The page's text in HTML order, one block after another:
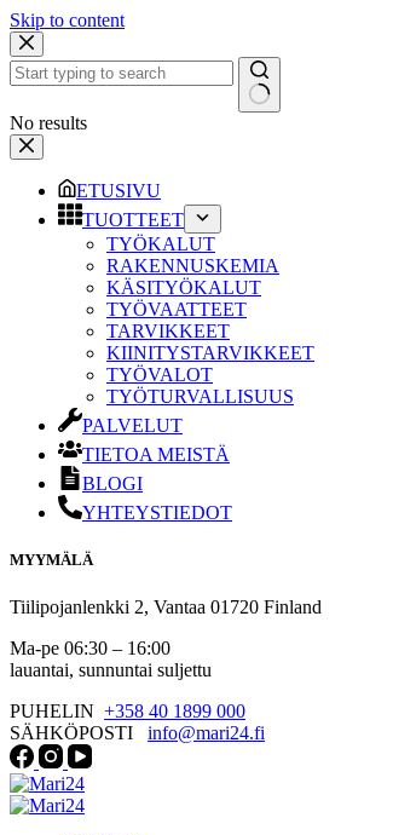
Skip to content
No results
ETUSIVU
TUOTTEET
TYÖKALUT
RAKENNUSKEMIA
KÄSITYÖKALUT
TYÖVAATTEET
TARVIKKEET
KIINITYSTARVIKKEET
TYÖVALOT
TYÖTURVALLISUUS
PALVELUT
TIETOA MEISTÄ
BLOGI
YHTEYSTIEDOT
MYYMÄLÄ
Tiilipojanlenkki 2, Vantaa 01720 Finland
Ma-pe 06:30 – 16:00
lauantai, sunnuntai suljettu
PUHELIN +358 40 1899 000
SÄHKÖPOSTI info@mari24.fi